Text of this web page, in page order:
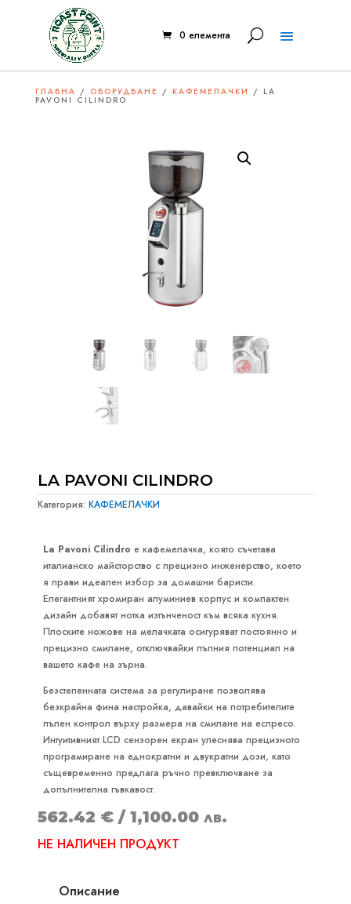
0 елемента
ГЛАВНА / ОБОРУДВАНЕ / КАФЕМЕЛАЧКИ / LA
PAVONI CILINDRO
LA PAVONI CILINDRO
Категория:КАФЕМЕЛАЧКИ
La Pavoni Cilindro е кафемелачка, която съчетава
италианско майсторство с прецизно инженерство, което
я прави идеален избор за домашни баристи.
Елегантният хромиран алуминиев корпус и компактен
дизайн добавят нотка изтънченост към всяка кухня.
Плоските ножове на мелачката осигуряват постоянно и
прецизно смилане, отключвайки пълния потенциал на
вашето кафе на зърна.
Безстепенната система за регулиране позволява
безкрайна фина настройка, давайки на потребителите
пълен контрол върху размера на смилане на еспресо.
Интуитивният LCD сензорен екран улеснява прецизното
програмиране на еднократни и двукратни дози, като
същевременно предлага ръчно превключване за
допълнителна гъвкавост.
562.42 € / 1,100.00 лв.
НЕ НАЛИЧЕН ПРОДУКТ
Описание